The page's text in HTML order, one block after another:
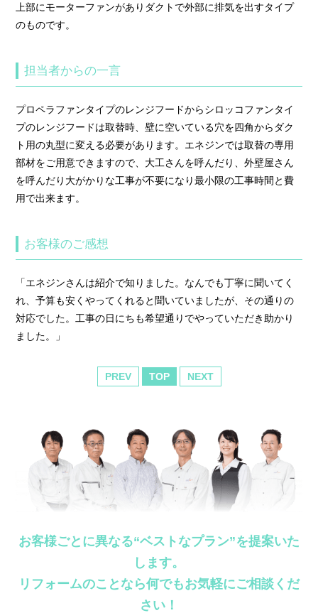
上部にモーターファンがありダクトで外部に排気を出すタイプ
のものです。
担当者からの一言
プロペラファンタイプのレンジフードからシロッコファンタイ
プのレンジフードは取替時、壁に空いている穴を四角からダク
ト用の丸型に変える必要があります。エネジンでは取替の専用
部材をご用意できますので、大工さんを呼んだり、外壁屋さん
を呼んだり大がかりな工事が不要になり最小限の工事時間と費
用で出来ます。
お客様のご感想
「エネジンさんは紹介で知りました。なんでも丁寧に聞いてく
れ、予算も安くやってくれると聞いていましたが、その通りの
対応でした。工事の日にちも希望通りでやっていただき助かり
ました。」
PREV TOP NEXT
お客様ごとに異なる“ベストなプラン”を提案いた
します。
リフォームのことなら何でもお気軽にご相談くだ
さい！